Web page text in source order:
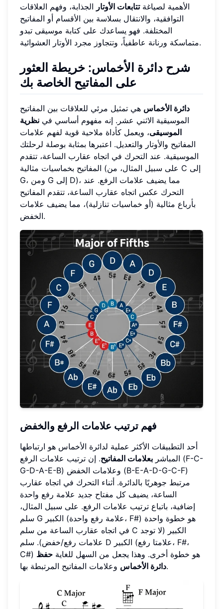
الأهمية لصياغةتتابعات الأوتار الجذابة، وفهم العلاقات
التوافقية، والانتقال بسلاسة بين الأقسام أو المفاتيح
المختلفة. فهو يساعدك على كتابة موسيقى تبدو
متماسكة ورنانة عاطفياً، وتتجاوز مجرد الأوتار العشوائية.
شرح دائرة الأخماس: خريطة العثور
على المفاتيح الخاصة بك
دائرة الأخماس هي تمثيل مرئي للعلاقات بين المفاتيح
الموسيقية الاثني عشر. إنه مفهوم أساسي في نظرية
الموسيقى، ويعمل كأداة ملاحية قوية لفهم علامات
المفاتيح والأوتار والتعديل. اعتبرها بمثابة بوصلة لرحلتك
الموسيقية. عند التحرك في اتجاه عقارب الساعة، تتقدم
المفاتيح بخماسيات مثالية (على سبيل المثال، من C إلى
G، ومن G إلى D)، مما يضيف علامات الرفع. عند
التحرك عكس اتجاه عقارب الساعة، تتقدم المفاتيح
بأرباع مثالية (أو خماسيات تنازلية)، مما يضيف علامات
الخفض.
فهم ترتيب علامات الرفع والخفض
أحد التطبيقات الأكثر عملية لدائرة الأخماس هو ارتباطها
المباشر بعلامات المفاتيح. إن ترتيب علامات الرفع (F-C-
G-D-A-E-B) وعلامات الخفض (B-E-A-D-G-C-F)
مرتبط جوهريًا بالدائرة. أثناء التحرك في اتجاه عقارب
الساعة، يضيف كل مفتاح جديد علامة رفع واحدة
إضافية، باتباع ترتيب علامات الرفع. على سبيل المثال،
سلم G الكبير (علامة رفع واحدة، F#) هو خطوة واحدة
في اتجاه عقارب الساعة من سلم C الكبير (لا توجد
علامات رفع/خفض). سلم D الكبير (علامتا رفع، F#،
C#) هو خطوة أخرى. وهذا يجعل من السهل للغاية حفظ
دائرة الأخماسوعلامات المفاتيح المرتبطة بها.